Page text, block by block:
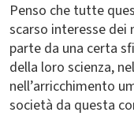
Penso che tutte
scarso interesse dei
parte da una certa
della loro scienza,
nell’arricchimento
società da questa